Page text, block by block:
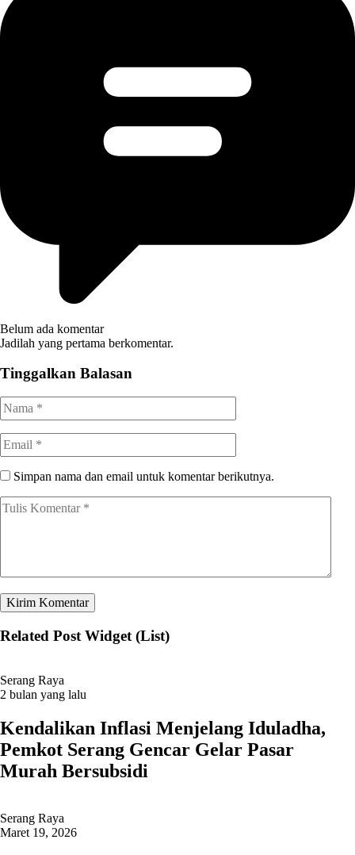
Belum ada komentar
Jadilah yang pertama berkomentar.
Tinggalkan Balasan
Simpan nama dan email untuk komentar berikutnya.
Related Post Widget (List)
Serang Raya
2 bulan yang lalu
Kendalikan Inflasi Menjelang Iduladha,
Pemkot Serang Gencar Gelar Pasar
Murah Bersubsidi
Serang Raya
Maret 19, 2026